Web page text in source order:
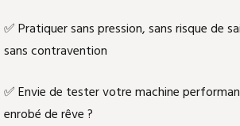
✅ Pratiquer sans pression, sans risque de
sans contravention
✅ Envie de tester votre machine
enrobé de rêve ?